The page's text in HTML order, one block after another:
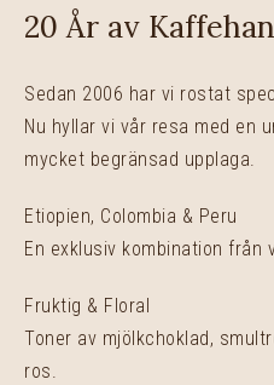
20 År av
Sedan 2006 har vi rostat
Nu hyllar vi vår resa med en
mycket begränsad upplaga.
Etiopien, Colombia & Peru
En exklusiv kombination från
Fruktig & Floral
Toner av mjölkchoklad,
ros.